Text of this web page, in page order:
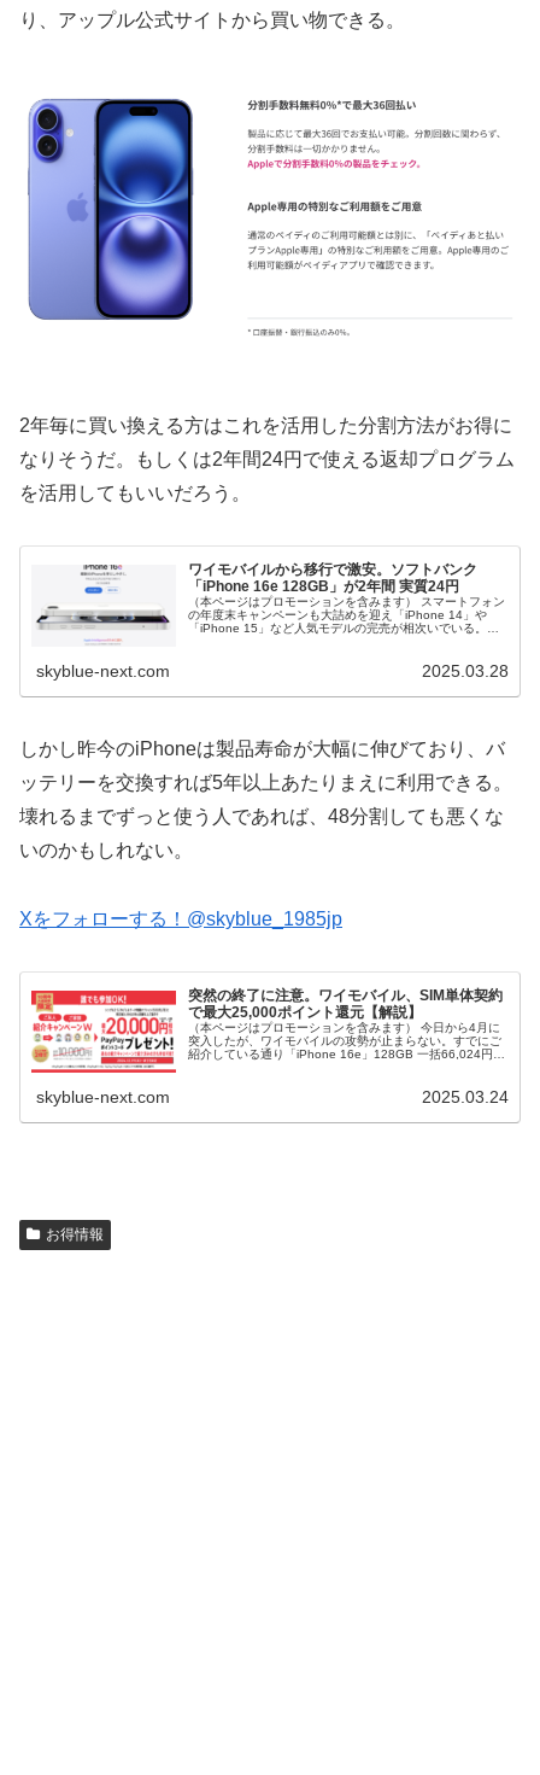
り、アップル公式サイトから買い物できる。
2年毎に買い換える方はこれを活用した分割方法がお得に
なりそうだ。もしくは2年間24円で使える返却プログラム
を活用してもいいだろう。
ワイモバイルから移行で激安。ソフトバンク
「iPhone 16e 128GB」が2年間 実質24円
（本ページはプロモーションを含みます） スマートフォン
の年度末キャンペーンも大詰めを迎え「iPhone 14」や
「iPhone 15」など人気モデルの完売が相次いでいる。直
skyblue-next.com 2025.03.28
しかし昨今のiPhoneは製品寿命が大幅に伸びており、バ
ッテリーを交換すれば5年以上あたりまえに利用できる。
壊れるまでずっと使う人であれば、48分割しても悪くな
いのかもしれない。
Xをフォローする！@skyblue_1985jp
突然の終了に注意。ワイモバイル、SIM単体契約
で最大25,000ポイント還元【解説】
（本ページはプロモーションを含みます） 今日から4月に
突入したが、ワイモバイルの攻勢が止まらない。すでにご
紹介している通り「iPhone 16e」128GB 一括66,024円 or
skyblue-next.com 2025.03.24
お得情報